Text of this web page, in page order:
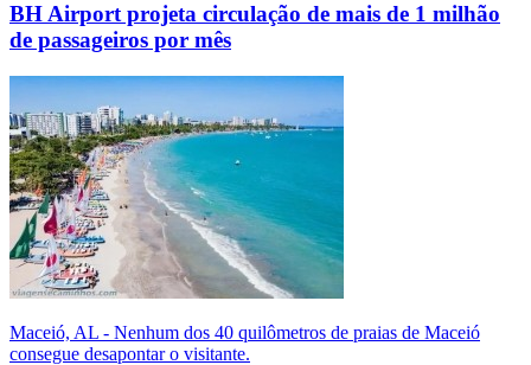
BH Airport projeta circulação de mais de 1 milhão
de passageiros por mês
Maceió, AL - Nenhum dos 40 quilômetros de praias de Maceió
consegue desapontar o visitante.